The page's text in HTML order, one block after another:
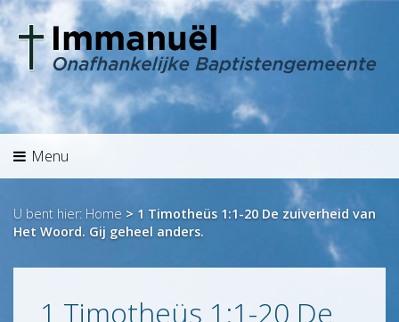
Menu
Welkom
Agenda
Preken
Hét
Aanbod
Info
Identiteit
Menu
U bent hier: Home > 1 Timotheüs 1:1-20 De zuiverheid van
Het Woord. Gij geheel anders.
1 Timotheüs 1:1-20 De